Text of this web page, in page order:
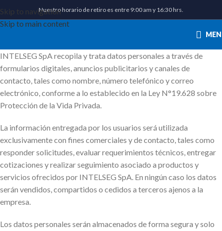
Skip to navigation
Skip to main content
Nuestro horario de retiro es entre 9:00 am y 16:30 hrs.
INTELSEG SpA recopila y trata datos personales a través de
formularios digitales, anuncios publicitarios y canales de
contacto, tales como nombre, número telefónico y correo
electrónico, conforme a lo establecido en la Ley N°19.628 sobre
Protección de la Vida Privada.
La información entregada por los usuarios será utilizada
exclusivamente con fines comerciales y de contacto, tales como
responder solicitudes, evaluar requerimientos técnicos, entregar
cotizaciones y realizar seguimiento asociado a productos y
servicios ofrecidos por INTELSEG SpA. En ningún caso los datos
serán vendidos, compartidos o cedidos a terceros ajenos a la
empresa.
Los datos personales serán almacenados de forma segura y solo